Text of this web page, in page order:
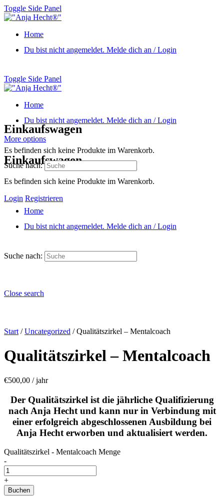
Toggle Side Panel
Home
Du bist nicht angemeldet. Melde dich an / Login
Toggle Side Panel
Home
Du bist nicht angemeldet. Melde dich an / Login
More options
Einkaufswagen
Es befinden sich keine Produkte im Warenkorb.
Login Registrieren
Einkaufswagen
Es befinden sich keine Produkte im Warenkorb.
Suche nach:
Home
Du bist nicht angemeldet. Melde dich an / Login
Suche nach:
Close search
Start /Uncategorized / Qualitätszirkel – Mentalcoach
Qualitätszirkel – Mentalcoach
€500,00 / jahr
Der Qualitätszirkel ist die jährliche Qualifizierung
nach Anja Hecht und kann nur in Verbindung mit
einer erfolgreich abgeschlossenen Ausbildung bei
Anja Hecht erworben und aktualisiert werden.
Qualitätszirkel - Mentalcoach Menge
-
+
Buchen